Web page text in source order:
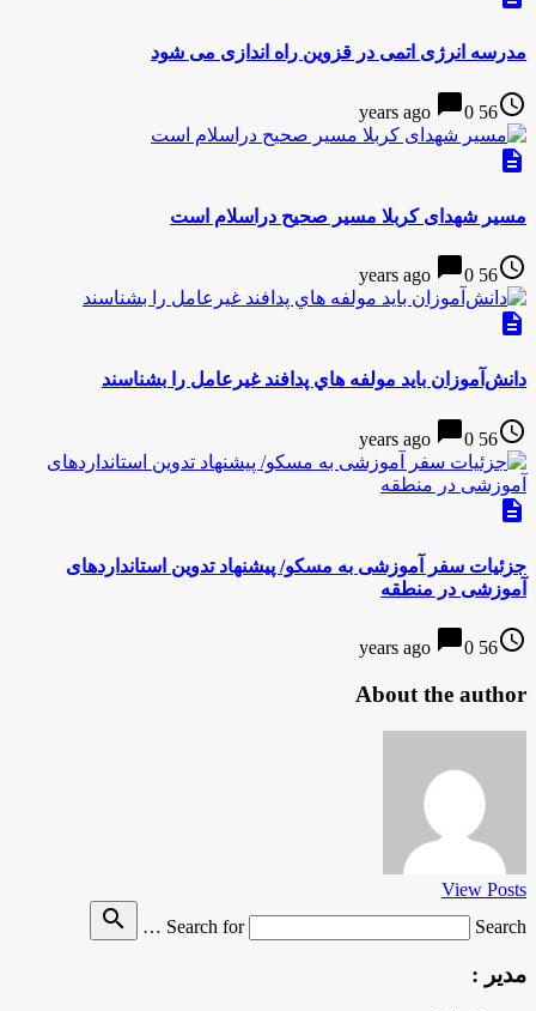
مدرسه انرژی اتمی در قزوین راه اندازی می شود
access_time
56 years ago
chat_bubble0
description
مسیر شهدای کربلا مسیر صحیح دراسلام است
access_time
56 years ago
chat_bubble0
description
دانش‌آموزان باید مولفه هاي پدافند غيرعامل را بشناسند
access_time
56 years ago
chat_bubble0
description
جزئیات سفر آموزشی به مسکو/ پیشنهاد تدوین استانداردهای
آموزشی در منطقه
access_time
56 years ago
chat_bubble0
About the author
View Posts
Search for
Search …
search
مدیر :